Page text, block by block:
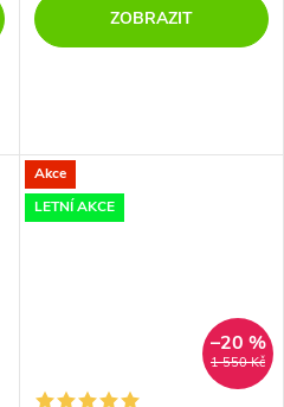
ZOBRAZIT
Akce
LETNÍ AKCE
1 550 Kč
–20 %